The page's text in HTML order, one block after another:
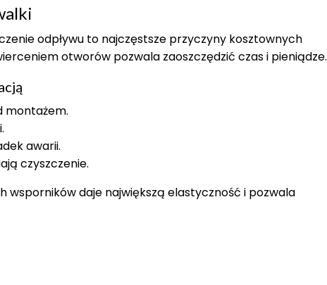
odpływu to najczęstsze przyczyny kosztownych
otworów pozwala zaoszczędzić czas i pieniądze.
montażem.
awarii.
czyszczenie.
daje największą elastyczność i pozwala